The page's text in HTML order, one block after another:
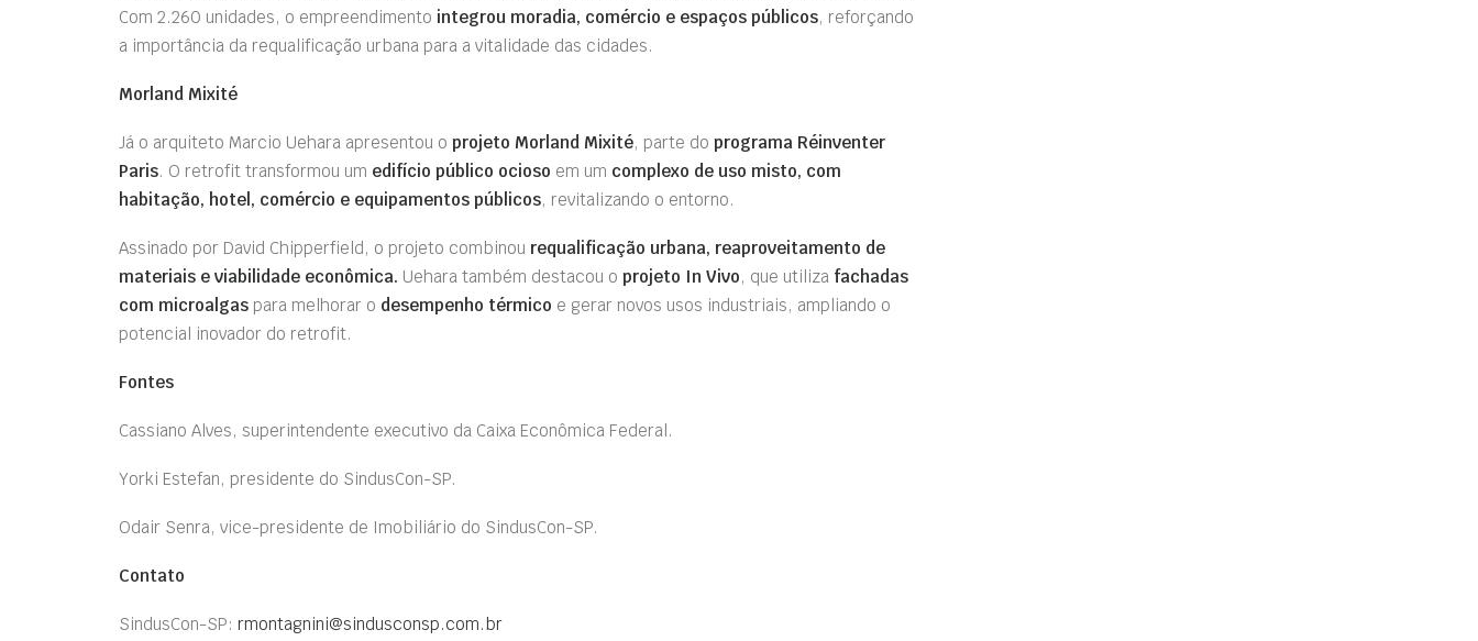
Com 2.260 unidades, o empreendimento integrou moradia, comércio e espaços públicos, reforçando
a importância da requalificação urbana para a vitalidade das cidades.
Morland Mixité
Já o arquiteto Marcio Uehara apresentou o projeto Morland Mixité, parte do programa Réinventer
Paris. O retrofit transformou um edifício público ocioso em um complexo de uso misto, com
habitação, hotel, comércio e equipamentos públicos, revitalizando o entorno.
Assinado por David Chipperfield, o projeto combinou requalificação urbana, reaproveitamento de
materiais e viabilidade econômica. Uehara também destacou o projeto In Vivo, que utiliza fachadas
com microalgas para melhorar o desempenho térmico e gerar novos usos industriais, ampliando o
potencial inovador do retrofit.
Fontes
Cassiano Alves, superintendente executivo da Caixa Econômica Federal.
Yorki Estefan, presidente do SindusCon-SP.
Odair Senra, vice-presidente de Imobiliário do SindusCon-SP.
Contato
SindusCon-SP: rmontagnini@sindusconsp.com.br